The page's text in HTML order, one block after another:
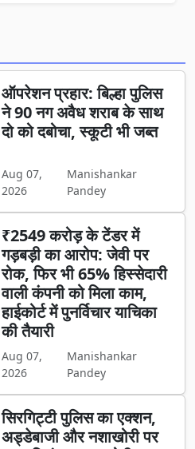
ऑपरेशन प्रहार: बिल्हा पुलिस
ने 90 नग अवैध शराब के साथ
दो को दबोचा, स्कूटी भी जब्त
Aug 07,
2026
Manishankar
Pandey
₹2549 करोड़ के टेंडर में
गड़बड़ी का आरोप: जेवी पर
रोक, फिर भी 65% हिस्सेदारी
वाली कंपनी को मिला काम,
हाईकोर्ट में पुनर्विचार याचिका
की तैयारी
Aug 07,
2026
Manishankar
Pandey
सिरगिट्टी पुलिस का एक्शन,
अड्डेबाजी और नशाखोरी पर